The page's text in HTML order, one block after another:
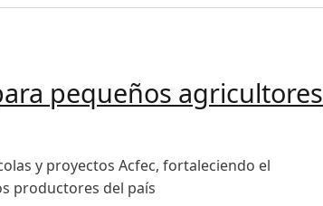
pequeños agricultores
y proyectos Acfec, fortaleciendo el
productores del país